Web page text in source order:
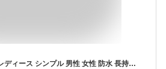
タトゥーシール メンズ レディース シンプル 男性 女性 防水 長持ち かっこいい 可愛い 転写 取れにくい セクシー 背中 鎖骨 首 肩 お腹 腕 足首 胸 ボディーシール ボディペイント ボディステッカー 仮装 コスプレ ハロウィン 夏 おしゃれ 傷 メイク シール フェイク